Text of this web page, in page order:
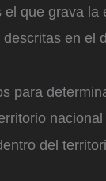
el que grava
en el
para
del